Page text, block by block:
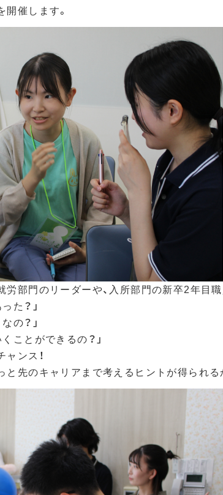
催します。
労部門のリーダーや、入所部門の新卒2年目職
た？」
の？」
ことができるの？」
ャンス！
と先のキャリアまで考えるヒントが得られる